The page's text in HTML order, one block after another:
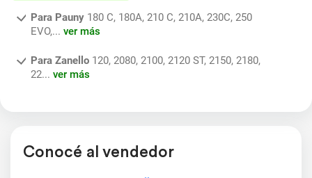
Para Pauny180 C, 180A, 210 C, 210A, 230C, 250
EVO,... ver más
Para Zanello120, 2080, 2100, 2120 ST, 2150, 2180,
22... ver más
Conocé al vendedor